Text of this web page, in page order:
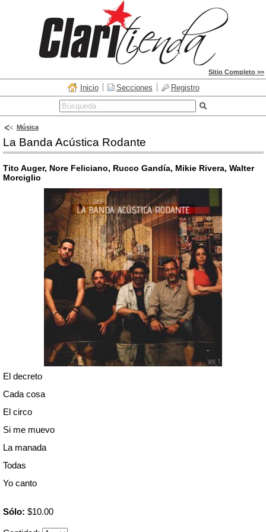
Sitio Completo >>
Inicio Secciones Registro
Música
La Banda Acústica Rodante
Tito Auger, Nore Feliciano, Rucco Gandía, Mikie Rivera, Walter
Morciglio
El decreto
Cada cosa
El circo
Si me muevo
La manada
Todas
Yo canto
Sólo: $10.00